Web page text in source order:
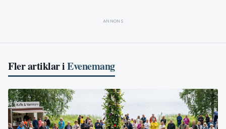
ANNONS
Fler artiklar iEvenemang